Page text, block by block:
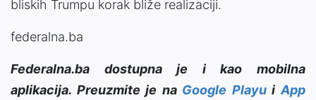
bliskih Trumpu korak bliže realizaciji.
federalna.ba
Federalna.ba dostupna je i kao mobilna
aplikacija. Preuzmite je na Google PlayuiApp